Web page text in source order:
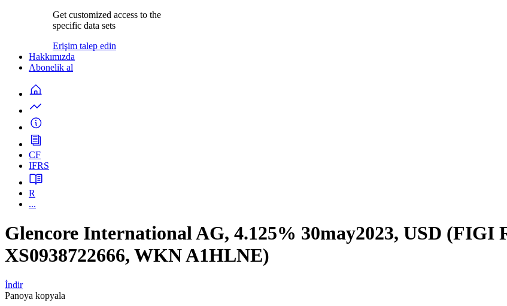
Get customized access to the
specific data sets
Erişim talep edin
Hakkımızda
Abonelik al
CF
IFRS
R
...
Glencore International AG, 4.125% 30may2023, USD (FIGI
XS0938722666, WKN A1HLNE)
İndir
Panoya kopyala